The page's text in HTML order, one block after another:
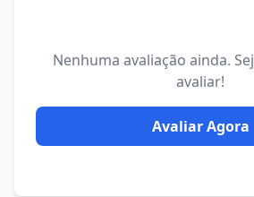
Nenhuma avaliação ainda.
avaliar!
Avaliar Agora